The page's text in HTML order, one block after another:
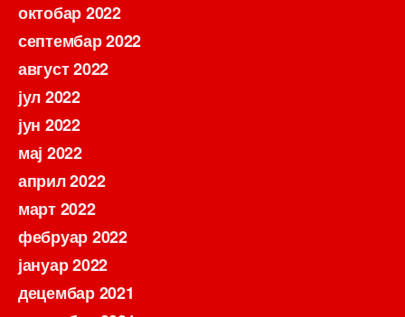
октобар 2022
септембар 2022
август 2022
јул 2022
јун 2022
мај 2022
април 2022
март 2022
фебруар 2022
јануар 2022
децембар 2021